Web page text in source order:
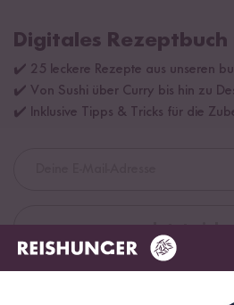
Digitales Rezeptbuch
✔️ 25 leckere Rezepte aus unseren
✔️ Von Sushi über Curry bis hin zu
✔️ Inklusive Tipps & Tricks für die
Jetzt